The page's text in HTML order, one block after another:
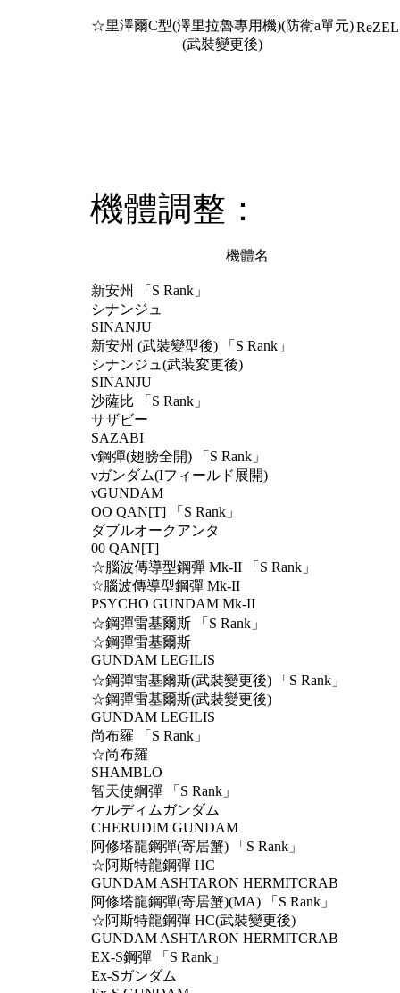
☆里澤爾C型(澤里拉魯專用機)(防衛a單元)
(武裝變更後)
機體調整：
機體名
新安州 「S Rank」
シナンジュ
SINANJU
新安州 (武裝變型後) 「S Rank」
シナンジュ(武装変更後)
SINANJU
沙薩比 「S Rank」
サザビー
SAZABI
ν鋼彈(翅膀全開) 「S Rank」
νガンダム(Iフィールド展開)
νGUNDAM
OO QAN[T] 「S Rank」
ダブルオークアンタ
00 QAN[T]
☆腦波傳導型鋼彈 Mk-II 「S Rank」
☆腦波傳導型鋼彈 Mk-II
PSYCHO GUNDAM Mk-II
☆鋼彈雷基爾斯 「S Rank」
☆鋼彈雷基爾斯
GUNDAM LEGILIS
☆鋼彈雷基爾斯(武裝變更後) 「S Rank」
☆鋼彈雷基爾斯(武裝變更後)
GUNDAM LEGILIS
尚布羅 「S Rank」
☆尚布羅
SHAMBLO
智天使鋼彈 「S Rank」
ケルディムガンダム
CHERUDIM GUNDAM
阿修塔龍鋼彈(寄居蟹) 「S Rank」
☆阿斯特龍鋼彈 HC
GUNDAM ASHTARON HERMITCRAB
阿修塔龍鋼彈(寄居蟹)(MA) 「S Rank」
☆阿斯特龍鋼彈 HC(武裝變更後)
GUNDAM ASHTARON HERMITCRAB
EX-S鋼彈 「S Rank」
Ex-Sガンダム